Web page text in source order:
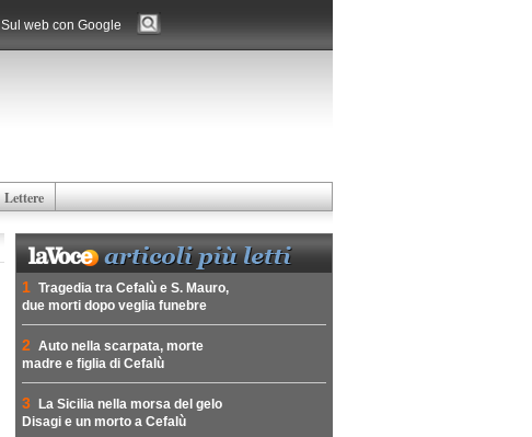
Sul web con Google
Lettere
1 Tragedia tra Cefalù e S. Mauro,
due morti dopo veglia funebre
2 Auto nella scarpata, morte
madre e figlia di Cefalù
3
La Sicilia nella morsa del gelo
Disagi e un morto a Cefalù